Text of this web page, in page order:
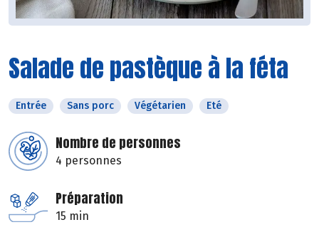
Salade de pastèque à la féta
Entrée Sans porc Végétarien Eté
Nombre de personnes
4 personnes
Préparation
15 min